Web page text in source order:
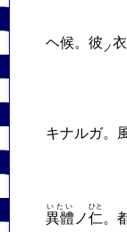
ヘ候。彼 ノ
キナルガ。
異體
いたい
ノ仁
ひと
。